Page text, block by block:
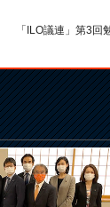
「ILO議連」第3回